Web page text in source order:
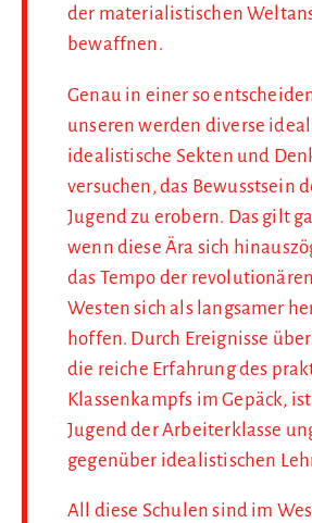
der materialistischen
bewaffnen.
Genau in einer so
unseren werden diverse
idealistische Sekten und
versuchen, das Bewusstsein
Jugend zu erobern. Das gilt
wenn diese Ära sich
das Tempo der
Westen sich als langsamer
hoffen. Durch Ereignisse
die reiche Erfahrung des
Klassenkampfs im Gepäck,
Jugend der Arbeiterklasse
gegenüber idealistischen
All diese Schulen sind im